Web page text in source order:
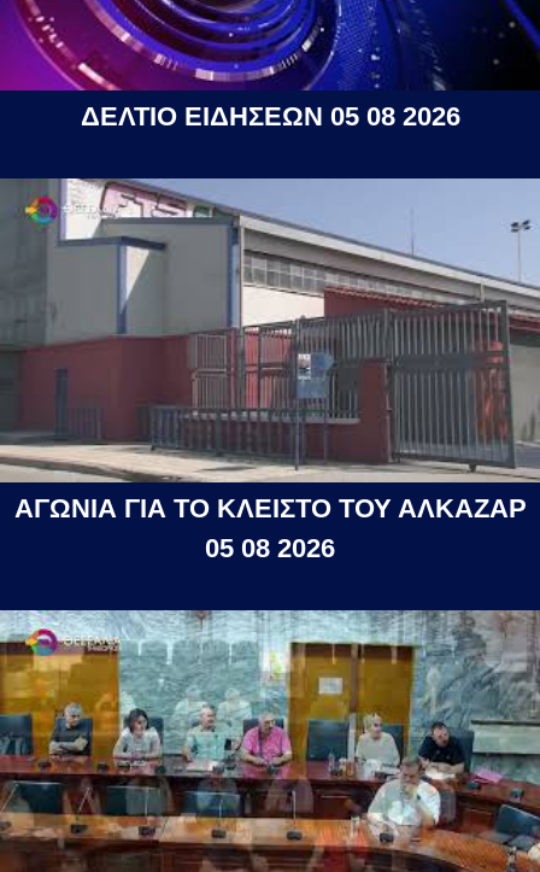
ΔΕΛΤΙΟ ΕΙΔΗΣΕΩΝ 05 08 2026
ΑΓΩΝΙΑ ΓΙΑ ΤΟ ΚΛΕΙΣΤΟ ΤΟΥ ΑΛΚΑΖΑΡ
05 08 2026